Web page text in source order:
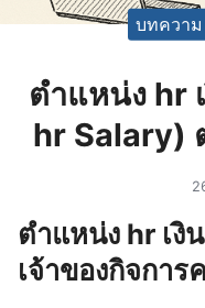
บทควา
ตําแหน่ง hr
hr Salary)
ตําแหน่ง hr เงิ
เจ้าของกิจการ